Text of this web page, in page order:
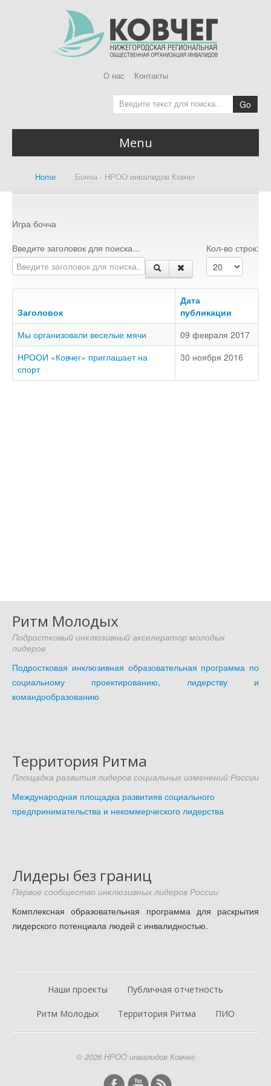
О нас Контакты
Go
Menu
Home page
Accessibility Audit
Доступность - что это?
Подтверждение доступности
Наши проекты
Our projects
Публичная отетность
Home Бочча - НРОО инвалидов Ковчег
Игра бочча
Введите заголовок для поиска...
Кол-во строк:
Заголовок
Дата
публикации
Мы организовали веселые мячи
09 февраля 2017
НРООИ «Ковчег» приглашает на
спорт
30 ноября 2016
Ритм Молодых
Подростковый инклюзивный акселератор молодых
лидеров
Подростковая инклюзивная образовательная программа по
социальному проектированию, лидерству и
командообразованию
Территория Ритма
Площадка развития лидеров социальных изменений России
Международная площадка развитияв социального
предпринимательства и некоммерческого лидерства
Лидеры без границ
Первое сообщество инклюзивных лидеров России
Комплексная образовательная программа для раскрытия
лидерского потенциала людей с инвалидностью.
Наши проекты Публичная отчетность
Ритм Молодых Территория Ритма ПИО
© 2026 НРОО инвалидов Ковчег